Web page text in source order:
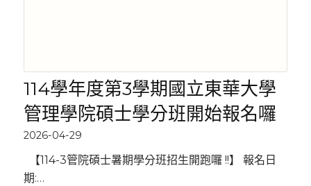
114學年度第3學期國立東華大學
管理學院碩士學分班開始報名囉
2026-04-29
【114-3管院碩士暑期學分班招生開跑囉 !!】 報名日
期:…